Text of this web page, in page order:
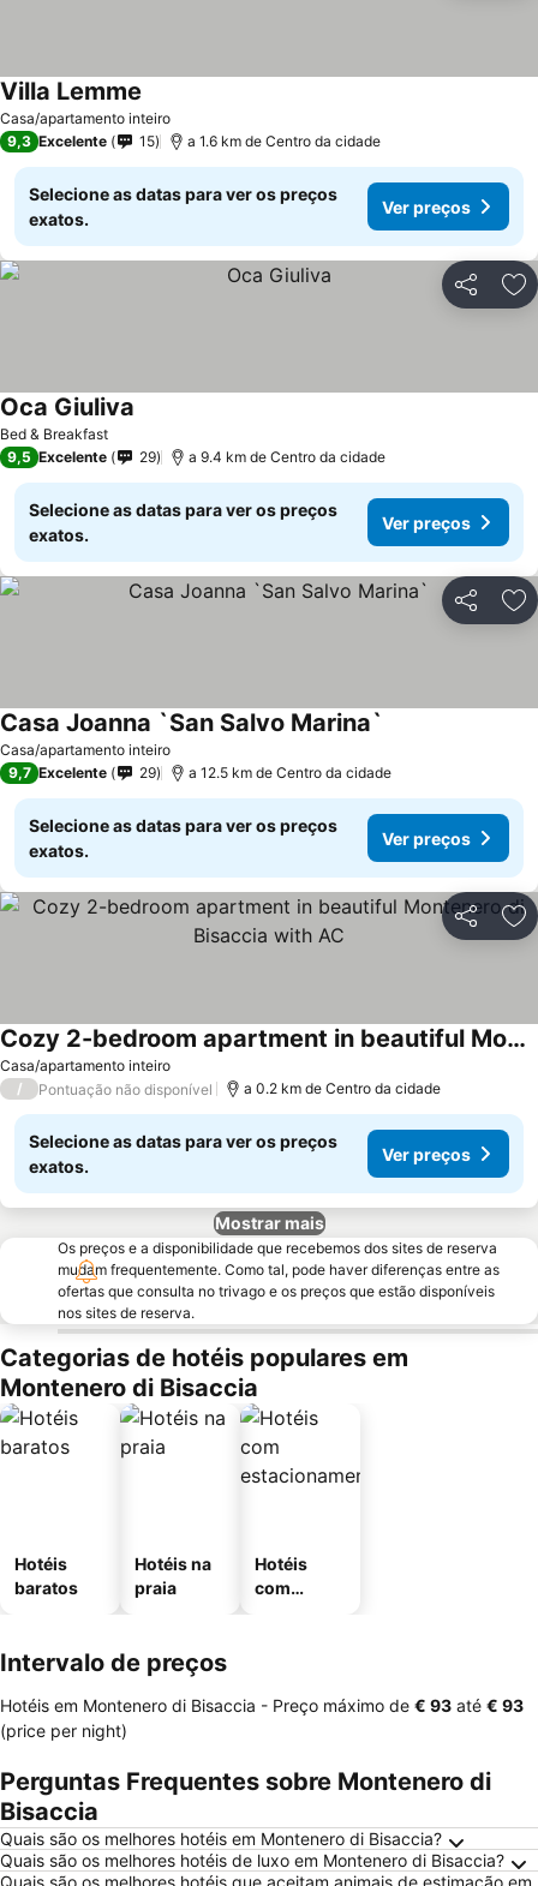
Casa/apartamento inteiro
Villa Lemme
9,3 Excelente 15 a 1.6 km de Centro da cidade
Selecione as datas para ver os preços
exatos.
Ver preços
Partilhar
Bed & Breakfast
Oca Giuliva
9,5 Excelente 29 a 9.4 km de Centro da cidade
Selecione as datas para ver os preços
exatos.
Ver preços
Partilhar
Casa/apartamento inteiro
Casa Joanna `San Salvo Marina`
9,7 Excelente 29 a 12.5 km de Centro da cidade
Selecione as datas para ver os preços
exatos.
Ver preços
Partilhar
Casa/apartamento inteiro
Cozy 2-bedroom apartment in beautiful Montenero di Bisaccia with AC
Ver preços
/ Pontuação não disponível a 0.2 km de Centro da cidade
Selecione as datas para ver os preços
exatos.
Ver preços
Mostrar mais
Os preços e a disponibilidade que recebemos dos sites de reserva
mudam frequentemente. Como tal, pode haver diferenças entre as
ofertas que consulta no trivago e os preços que estão disponíveis
nos sites de reserva.
Categorias de hotéis populares em
Montenero di Bisaccia
Hotéis
baratos
Hotéis na
praia
Hotéis
com
Intervalo de preços
Hotéis em Montenero di Bisaccia - Preço máximo de ‎€ 93 até ‎€ 93
(price per night)
Perguntas Frequentes sobre Montenero di
Bisaccia
Quais são os melhores hotéis em Montenero di Bisaccia?
Quais são os melhores hotéis de luxo em Montenero di Bisaccia?
Quais são os melhores hotéis que aceitam animais de estimação em